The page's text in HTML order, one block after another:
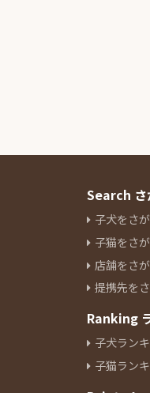
Search さ
子犬をさ
子猫をさ
店舗をさ
提携先を
Ranking
子犬ラン
子猫ラン